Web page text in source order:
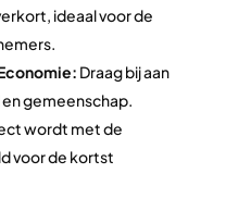
ideaal voor de
Draag bij aan
gemeenschap.
wordt met de
voor de kortst